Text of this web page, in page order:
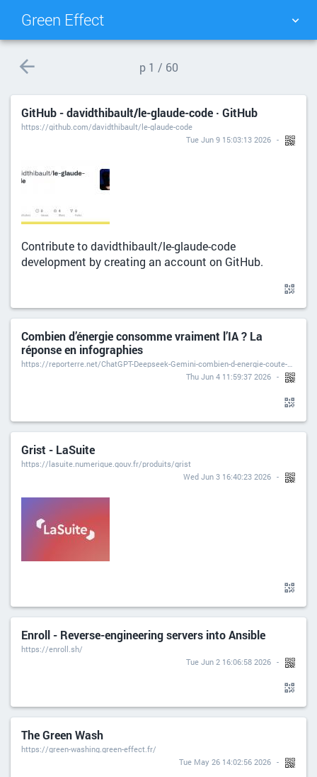
Green Effect
p1 / 60
GitHub - davidthibault/le-glaude-code · GitHub
https://github.com/davidthibault/le-glaude-code
Tue Jun 9 15:03:13 2026
Contribute to davidthibault/le-glaude-code
development by creating an account on GitHub.
Combien d’énergie consomme vraiment l’IA ? La
réponse en infographies
https://reporterre.net/ChatGPT-Deepseek-Gemini-combien-d-energie-coute-vraiment-une-requete
Thu Jun 4 11:59:37 2026
Grist - LaSuite
https://lasuite.numerique.gouv.fr/produits/grist
Wed Jun 3 16:40:23 2026
Enroll - Reverse-engineering servers into Ansible
https://enroll.sh/
Tue Jun 2 16:06:58 2026
The Green Wash
https://green-washing.green-effect.fr/
Tue May 26 14:02:56 2026